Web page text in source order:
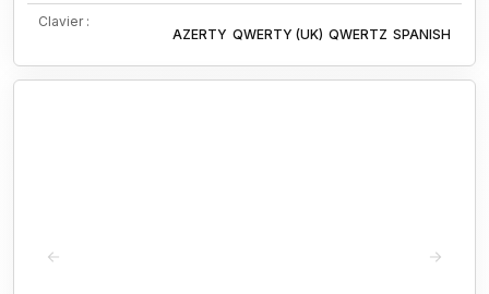
Clavier :
AZERTY QWERTY (UK) QWERTZ SPANISH